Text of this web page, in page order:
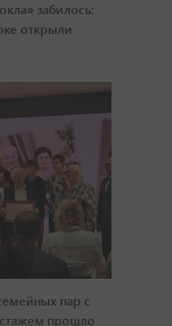
забилось:
открыли
пар с
прошло